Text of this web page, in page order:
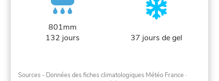
801mm
132 jours
37 jours de gel
Sources - Données des fiches climatologiques Météo France ·